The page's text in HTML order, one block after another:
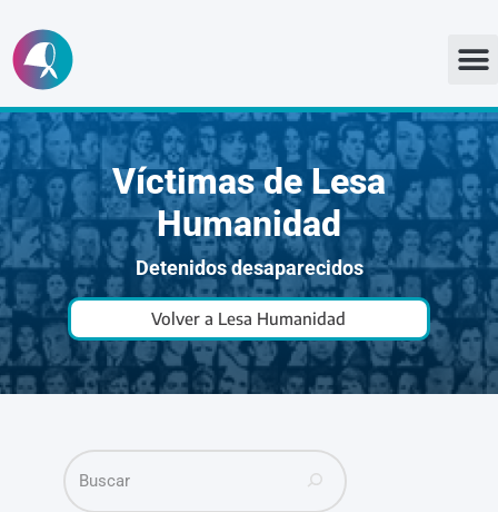
Ir
al
contenido
Víctimas de Lesa
Humanidad
Detenidos desaparecidos
Volver a Lesa Humanidad